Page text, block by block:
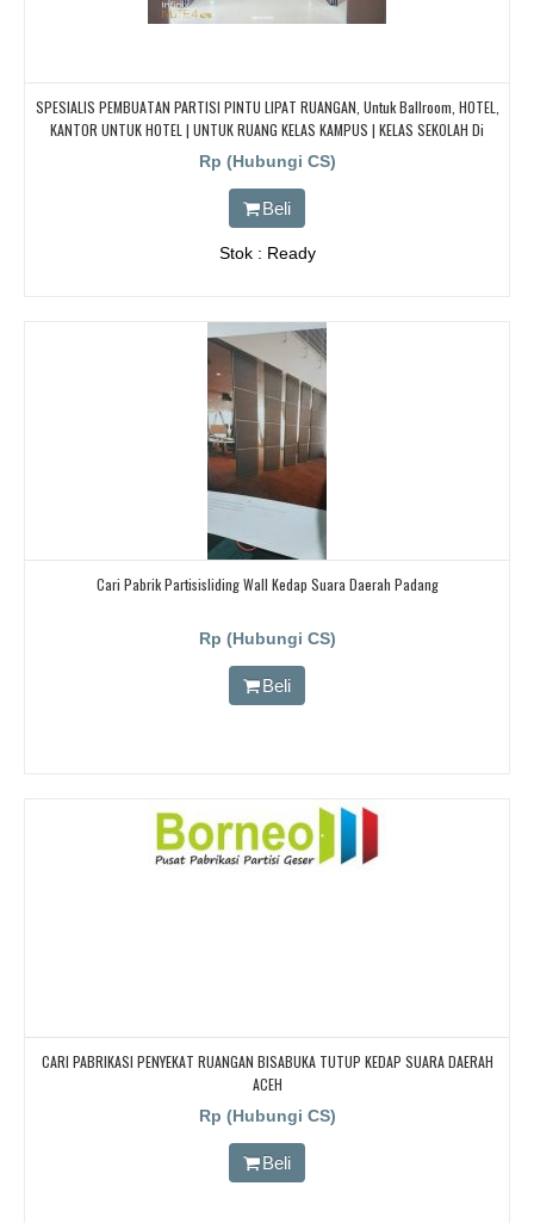
SPESIALIS PEMBUATAN PARTISI PINTU LIPAT RUANGAN, Untuk Ballroom, HOTEL,
KANTOR UNTUK HOTEL | UNTUK RUANG KELAS KAMPUS | KELAS SEKOLAH Di
BANDUNG, JAKARTA, BEKASI, TANGERANG
Rp (Hubungi CS)
Beli
Stok : Ready
Cari Pabrik Partisisliding Wall Kedap Suara Daerah Padang
Rp (Hubungi CS)
Beli
CARI PABRIKASI PENYEKAT RUANGAN BISABUKA TUTUP KEDAP SUARA DAERAH
ACEH
Rp (Hubungi CS)
Beli